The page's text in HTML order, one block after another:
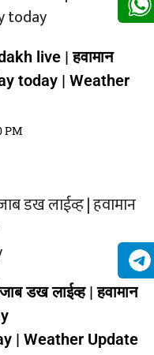
live | हवामान
today | Weather
PM
डख लाईव्ह | हवामान
| Weather Update